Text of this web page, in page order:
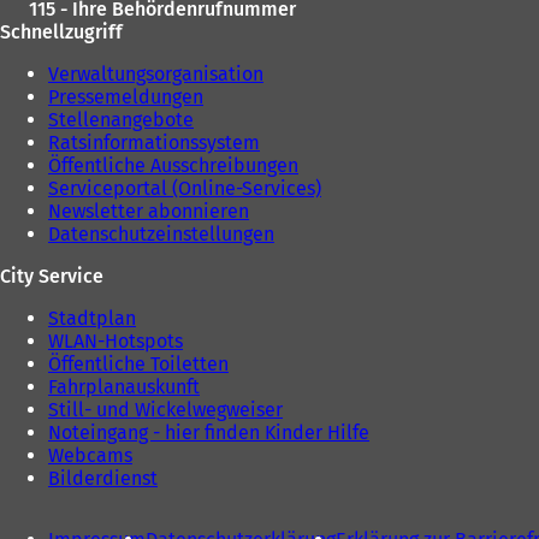
115 - Ihre Behördenrufnummer
Schnellzugriff
Verwaltungsorganisation
Pressemeldungen
Stellenangebote
Ratsinformationssystem
Öffentliche Ausschreibungen
Serviceportal (Online-Services)
Newsletter abonnieren
Datenschutzeinstellungen
City Service
Stadtplan
WLAN-Hotspots
Öffentliche Toiletten
Fahrplanauskunft
Still- und Wickelwegweiser
Noteingang - hier finden Kinder Hilfe
Webcams
Bilderdienst